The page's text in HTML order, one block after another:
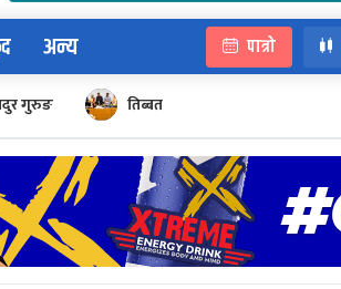
अन्य पात्रो
गुरुङ तिब्बत